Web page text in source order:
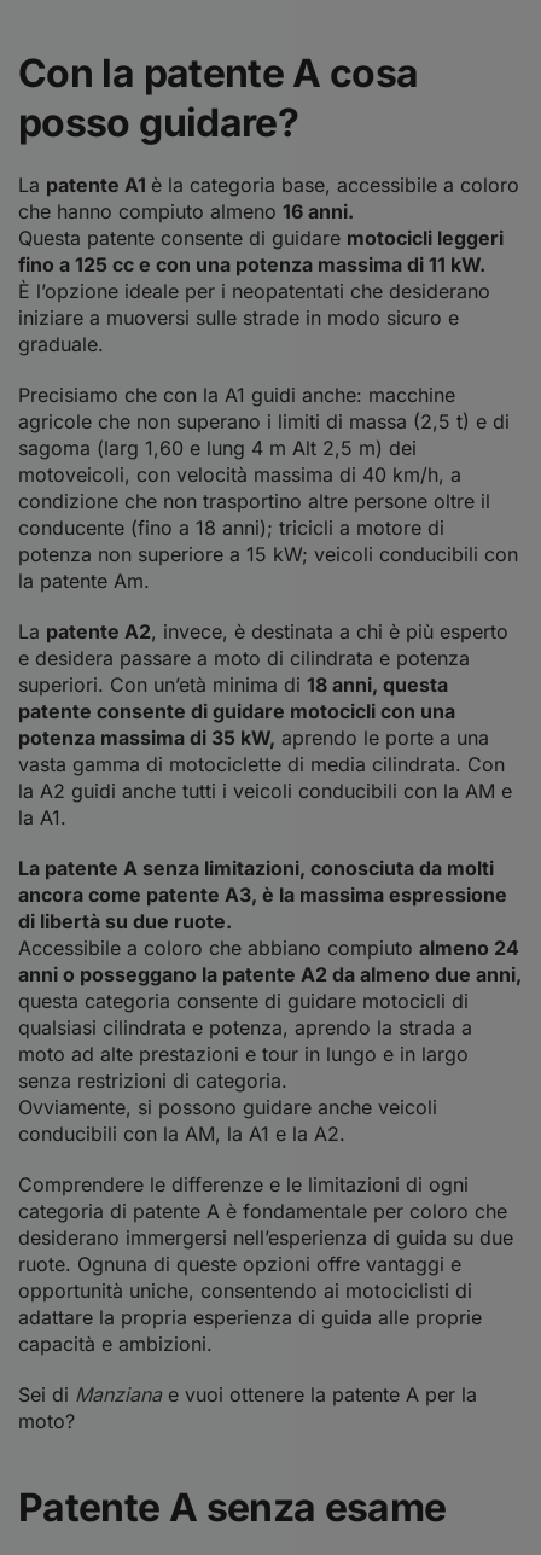
Con la patente A cosa
posso guidare?
La patente A1 è la categoria base, accessibile a coloro
che hanno compiuto almeno 16 anni.
Questa patente consente di guidare motocicli leggeri
fino a 125 cc e con una potenza massima di 11 kW.
È l’opzione ideale per i neopatentati che desiderano
iniziare a muoversi sulle strade in modo sicuro e
graduale.
Precisiamo che con la A1 guidi anche: macchine
agricole che non superano i limiti di massa (2,5 t) e di
sagoma (larg 1,60 e lung 4 m Alt 2,5 m) dei
motoveicoli, con velocità massima di 40 km/h, a
condizione che non trasportino altre persone oltre il
conducente (fino a 18 anni); tricicli a motore di
potenza non superiore a 15 kW; veicoli conducibili con
la patente Am.
La patente A2, invece, è destinata a chi è più esperto
e desidera passare a moto di cilindrata e potenza
superiori. Con un’età minima di 18 anni, questa
patente consente di guidare motocicli con una
potenza massima di 35 kW, aprendo le porte a una
vasta gamma di motociclette di media cilindrata. Con
la A2 guidi anche tutti i veicoli conducibili con la AM e
la A1.
La patente A senza limitazioni, conosciuta da molti
ancora come patente A3, è la massima espressione
di libertà su due ruote.
Accessibile a coloro che abbiano compiuto almeno 24
anni o posseggano la patente A2 da almeno due anni,
questa categoria consente di guidare motocicli di
qualsiasi cilindrata e potenza, aprendo la strada a
moto ad alte prestazioni e tour in lungo e in largo
senza restrizioni di categoria.
Ovviamente, si possono guidare anche veicoli
conducibili con la AM, la A1 e la A2.
Comprendere le differenze e le limitazioni di ogni
categoria di patente A è fondamentale per coloro che
desiderano immergersi nell’esperienza di guida su due
ruote. Ognuna di queste opzioni offre vantaggi e
opportunità uniche, consentendo ai motociclisti di
adattare la propria esperienza di guida alle proprie
capacità e ambizioni.
Sei di Manzianae vuoi ottenere la patente A per la
moto?
Patente A senza esame